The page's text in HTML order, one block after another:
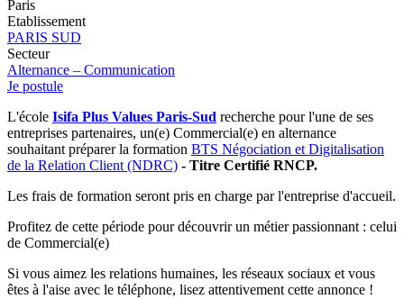
Paris
Etablissement
PARIS SUD
Secteur
Alternance – Communication
Je postule
L'école Isifa Plus Values Paris-Sud recherche pour l'une de ses
entreprises partenaires, un(e) Commercial(e) en alternance
souhaitant préparer la formation BTS Négociation et Digitalisation
de la Relation Client (NDRC) - Titre Certifié RNCP.
Les frais de formation seront pris en charge par l'entreprise d'accueil.
Profitez de cette période pour découvrir un métier passionnant : celui
de Commercial(e)
Si vous aimez les relations humaines, les réseaux sociaux et vous
êtes à l'aise avec le téléphone, lisez attentivement cette annonce !